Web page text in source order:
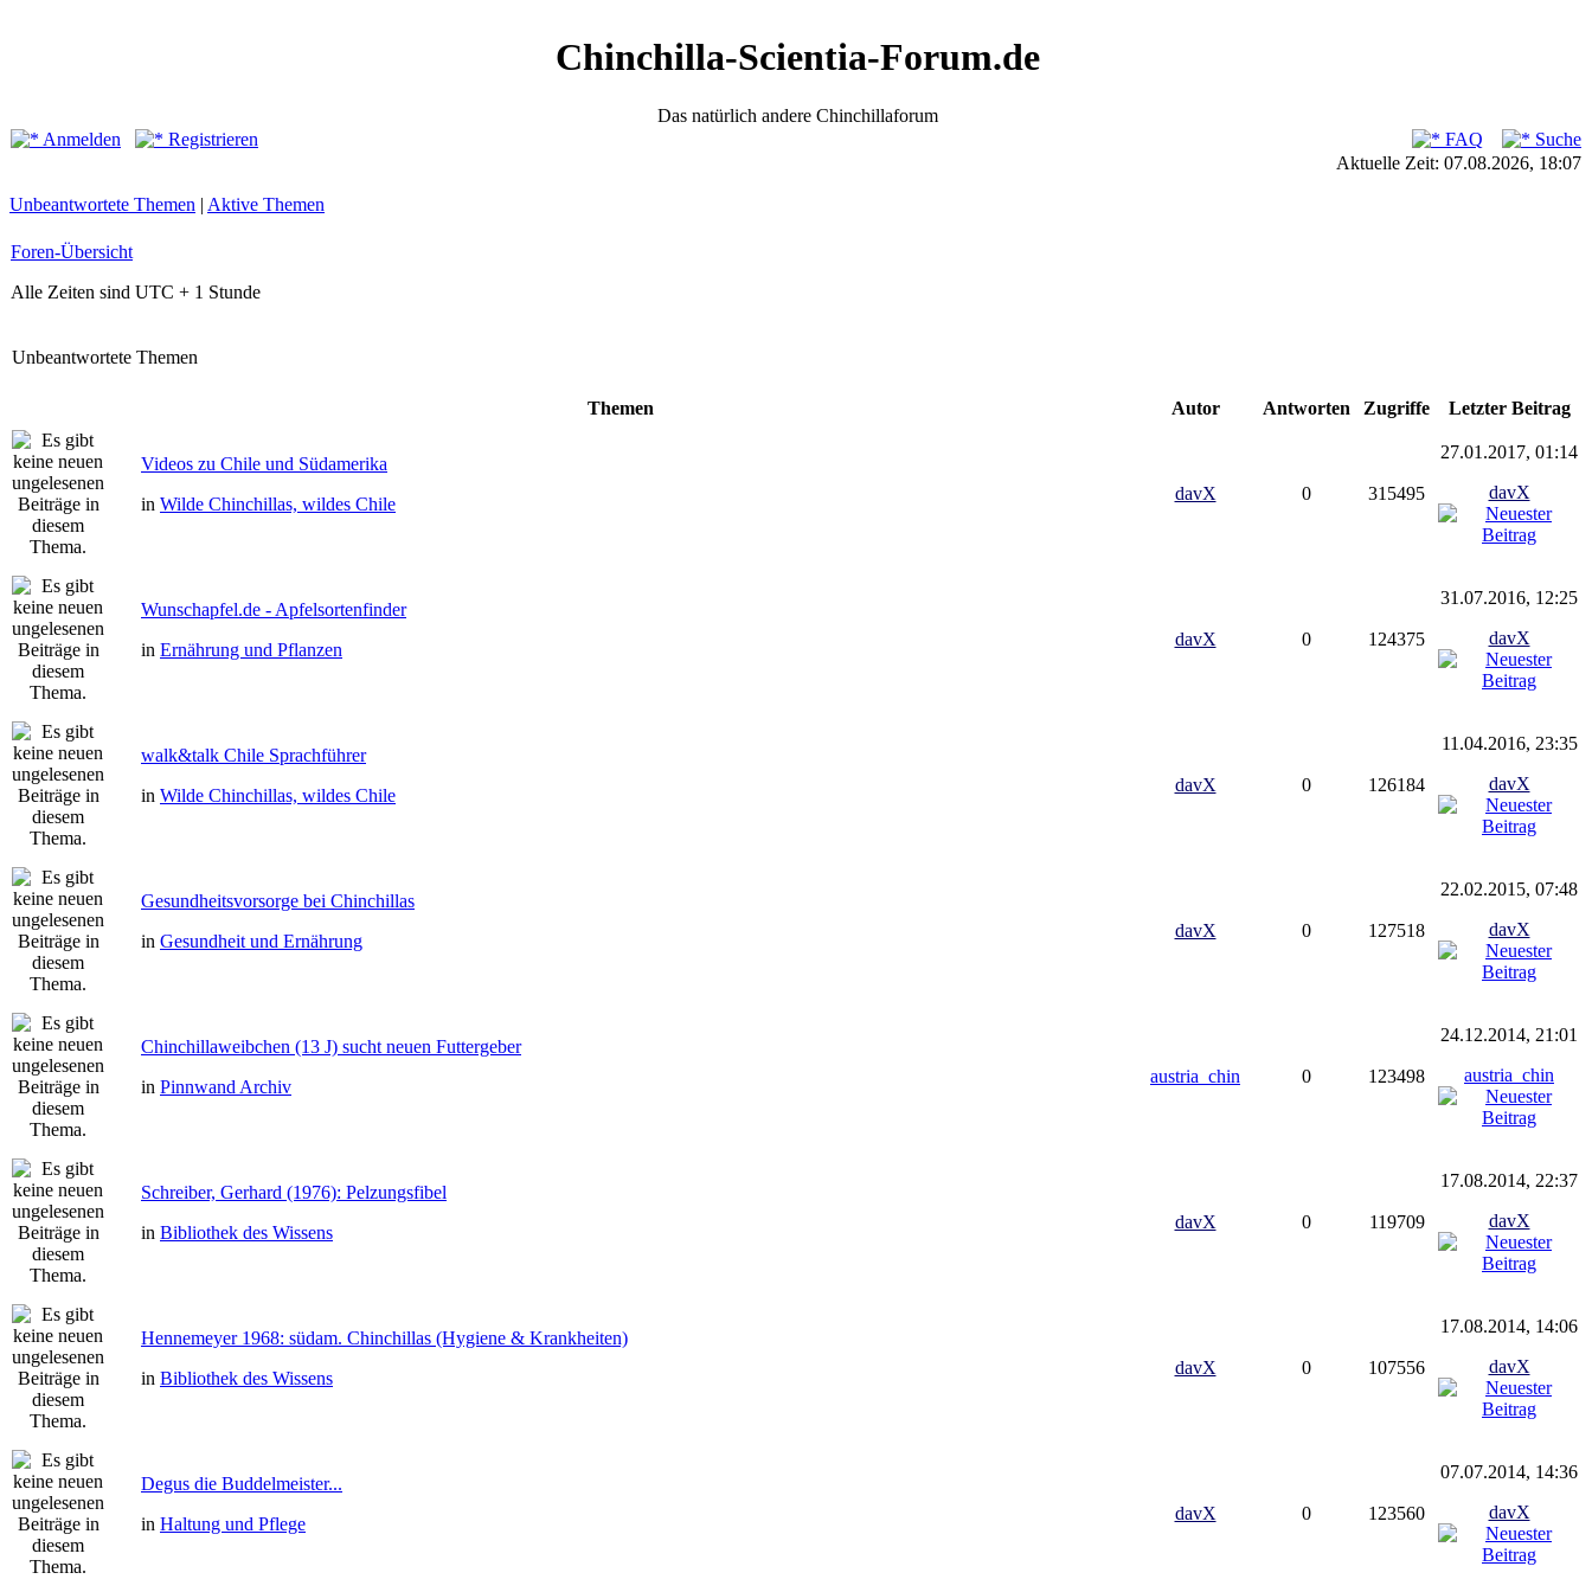
Chinchilla-Scientia-Forum.de
Das natürlich andere Chinchillaforum
Anmelden
Registrieren FAQ
Suche
Aktuelle Zeit: 07.08.2026, 18:07
Unbeantwortete Themen | Aktive Themen
Foren-Übersicht
Alle Zeiten sind UTC + 1 Stunde
Unbeantwortete Themen
Themen Autor Antworten Zugriffe Letzter Beitrag
Videos zu Chile und Südamerika
in Wilde Chinchillas, wildes Chile
davX 0 315495
27.01.2017, 01:14
davX
Wunschapfel.de - Apfelsortenfinder
in Ernährung und Pflanzen
davX 0 124375
31.07.2016, 12:25
davX
walk&talk Chile Sprachführer
in Wilde Chinchillas, wildes Chile
davX 0 126184
11.04.2016, 23:35
davX
Gesundheitsvorsorge bei Chinchillas
in Gesundheit und Ernährung
davX 0 127518
22.02.2015, 07:48
davX
Chinchillaweibchen (13 J) sucht neuen Futtergeber
in Pinnwand Archiv
austria_chin 0 123498
24.12.2014, 21:01
austria_chin
Schreiber, Gerhard (1976): Pelzungsfibel
in Bibliothek des Wissens
davX 0 119709
17.08.2014, 22:37
davX
Hennemeyer 1968: südam. Chinchillas (Hygiene & Krankheiten)
in Bibliothek des Wissens
davX 0 107556
17.08.2014, 14:06
davX
Degus die Buddelmeister...
in Haltung und Pflege
davX 0 123560
07.07.2014, 14:36
davX